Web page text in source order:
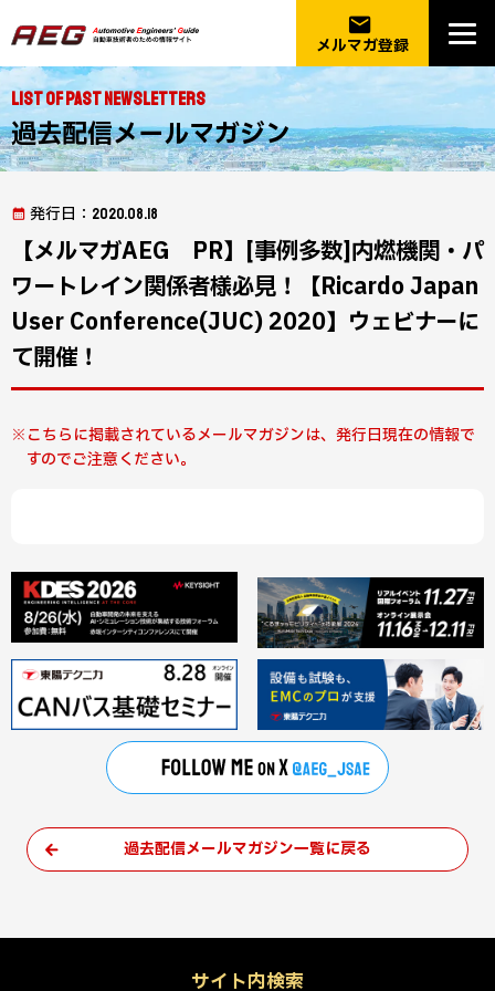
email
メルマガ登録
List of Past Newsletters
過去配信メールマガジン
発行日 ：2020.08.18
【メルマガAEG PR】[事例多数]内燃機関・パ
ワートレイン関係者様必見！【Ricardo Japan
User Conference(JUC) 2020】ウェビナーに
て開催！
こちらに掲載されているメールマガジンは、発行日現在の情報で
すのでご注意ください。
過去配信メールマガジン一覧に戻る
サイト内検索